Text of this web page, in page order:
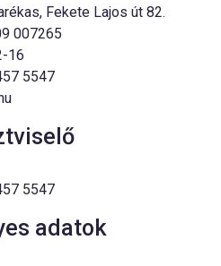
Fekete Lajos út 82.
007265
16
5547
457 5547
adatok